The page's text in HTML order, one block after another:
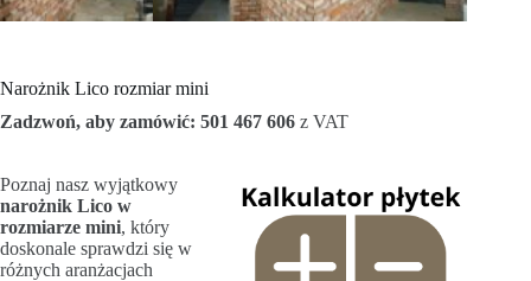
Narożnik Lico rozmiar mini
Zadzwoń, aby zamówić: 501 467 606 z VAT
Poznaj nasz wyjątkowy
narożnik Lico w
rozmiarze mini, który
doskonale sprawdzi się w
różnych aranżacjach